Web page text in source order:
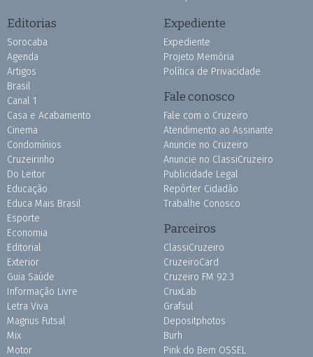
Editorias
Sorocaba
Agenda
Artigos
Brasil
Canal 1
Casa e Acabamento
Cinema
Condomínios
Cruzeirinho
Do Leitor
Educação
Educa Mais Brasil
Esporte
Economia
Editorial
Exterior
Guia Saúde
Informação Livre
Letra Viva
Magnus Futsal
Mix
Motor
Expediente
Expediente
Projeto Memória
Política de Privacidade
Fale conosco
Fale com o Cruzeiro
Atendimento ao Assinante
Anuncie no Cruzeiro
Anuncie no ClassiCruzeiro
Publicidade Legal
Repórter Cidadão
Trabalhe Conosco
Parceiros
ClassiCruzeiro
CruzeiroCard
Cruzeiro FM 92.3
CruxLab
Grafsul
Depositphotos
Burh
Pink do Bem OSSEL